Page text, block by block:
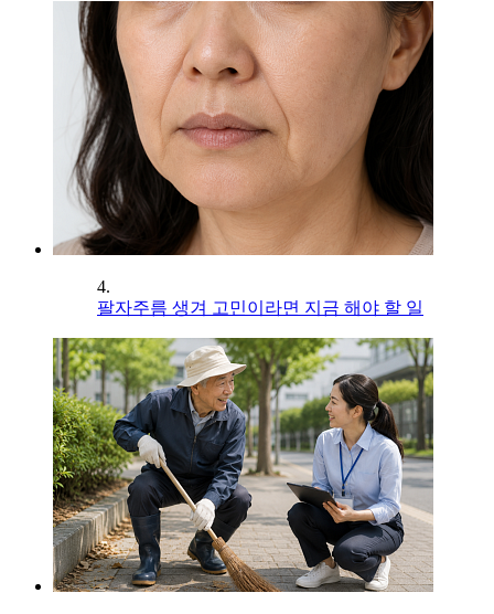
4.
팔자주름 생겨 고민이라면 지금 해야 할 일